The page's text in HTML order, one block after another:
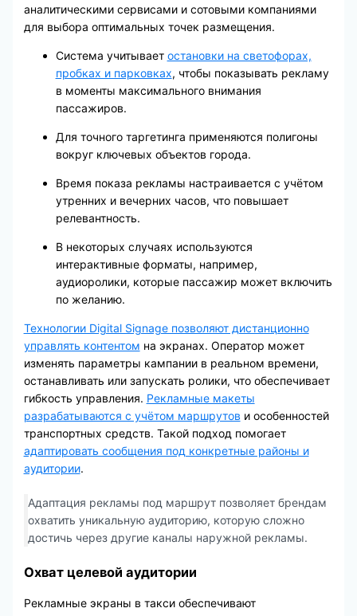
аналитическими сервисами и сотовыми компаниями
для выбора оптимальных точек размещения.
Система учитывает остановки на светофорах,
пробках и парковках, чтобы показывать рекламу
в моменты максимального внимания
пассажиров.
Для точного таргетинга применяются полигоны
вокруг ключевых объектов города.
Время показа рекламы настраивается с учётом
утренних и вечерних часов, что повышает
релевантность.
В некоторых случаях используются
интерактивные форматы, например,
аудиоролики, которые пассажир может включить
по желанию.
Технологии Digital Signage позволяют дистанционно
управлять контентом на экранах. Оператор может
изменять параметры кампании в реальном времени,
останавливать или запускать ролики, что обеспечивает
гибкость управления. Рекламные макеты
разрабатываются с учётом маршрутов и особенностей
транспортных средств. Такой подход помогает
адаптировать сообщения под конкретные районы и
аудитории.
Адаптация рекламы под маршрут позволяет брендам
охватить уникальную аудиторию, которую сложно
достичь через другие каналы наружной рекламы.
Охват целевой аудитории
Рекламные экраны в такси обеспечивают